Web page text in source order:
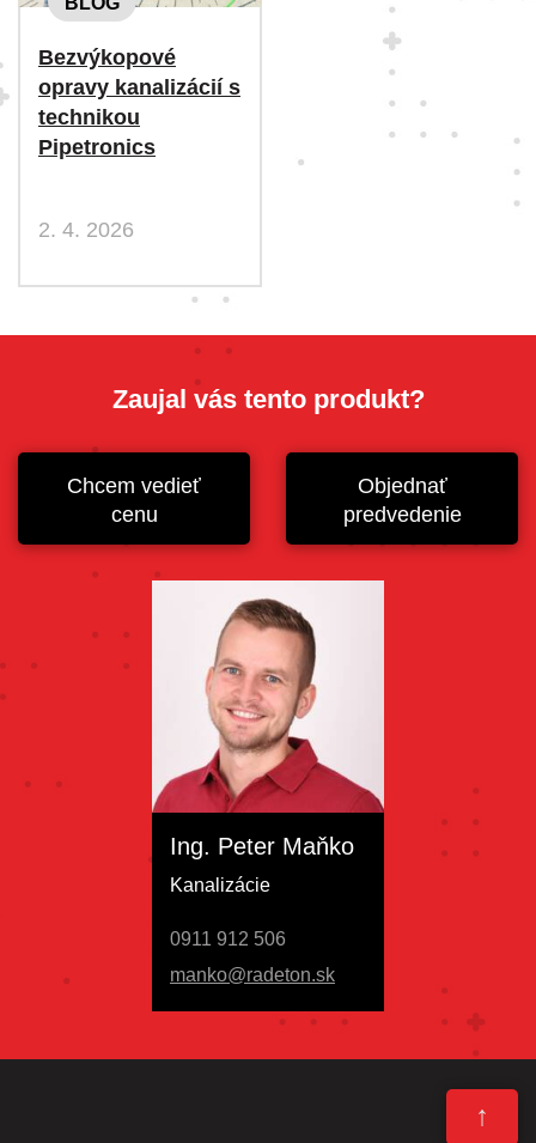
Bezvýkopové
opravy kanalizácií s
technikou
Pipetronics
2. 4. 2026
Zaujal vás tento produkt?
Chcem vedieť
cenu
Objednať
predvedenie
Ing. Peter Maňko
Kanalizácie
0911 912 506
manko@radeton.sk
↑